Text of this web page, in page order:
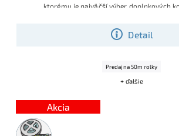
Detail
ktorému je najväčší výber doplnkových
Predaj na 50m rolky
+ ďalšie
Akcia
5m